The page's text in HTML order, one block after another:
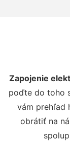
Zapojenie
poďte do toho
vám prehľad
obrátiť na